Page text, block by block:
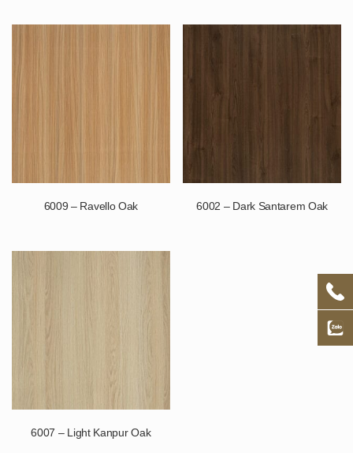
6009 – Ravello Oak 6002 – Dark Santarem Oak
6007 – Light Kanpur Oak